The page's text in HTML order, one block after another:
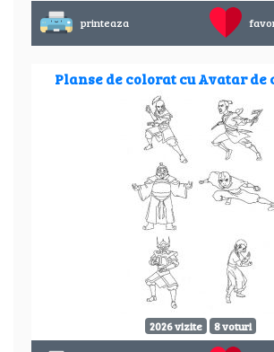
printeaza
Planse de colorat cu Avatar de
2026 vizite 8 voturi